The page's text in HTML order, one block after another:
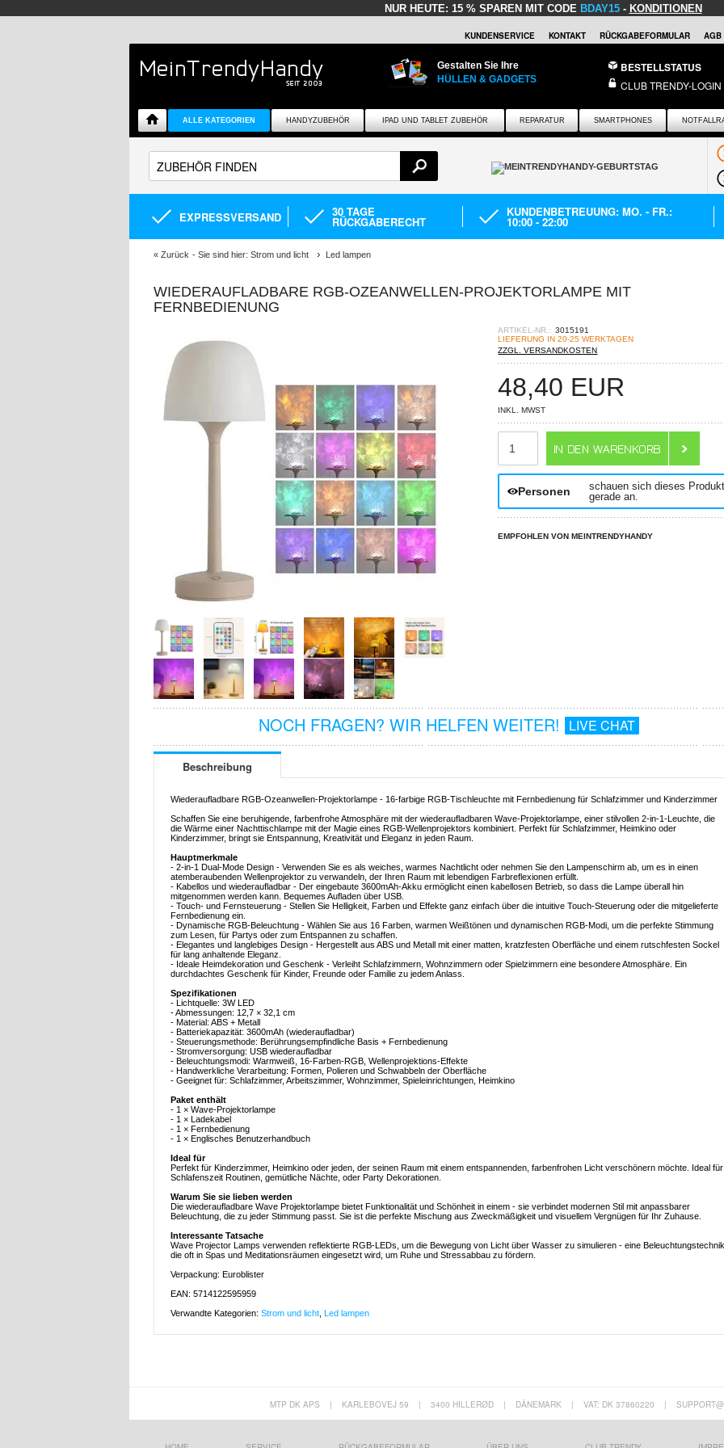
NUR HEUTE: 15 % SPAREN MIT CODE BDAY15- KONDITIONEN
KUNDENSERVICE KONTAKT RÜCKGABEFORMULAR AGB
Gestalten Sie Ihre
HÜLLEN & GADGETS
BESTELLSTATUS
CLUB TRENDY-LOGIN
ALLE KATEGORIEN HANDYZUBEHÖR IPAD UND TABLET ZUBEHÖR REPARATUR SMARTPHONES
EXPRESSVERSAND 30 TAGE
RÜCKGABERECHT
KUNDENBETREUUNG: MO. - FR.:
10:00 - 22:00
« Zurück - Sie sind hier: Strom und licht Led lampen
WIEDERAUFLADBARE RGB-OZEANWELLEN-PROJEKTORLAMPE MIT
FERNBEDIENUNG
ARTIKEL-NR.: 3015191
LIEFERUNG IN 20-25 WERKTAGEN
ZZGL. VERSANDKOSTEN
48,40 EUR
INKL. MWST
Personen
schauen sich dieses Produkt
gerade an.
EMPFOHLEN VON MEINTRENDYHANDY
NOCH FRAGEN? WIR HELFEN WEITER! LIVE CHAT
Beschreibung
Wiederaufladbare RGB-Ozeanwellen-Projektorlampe - 16-farbige RGB-Tischleuchte mit Fernbedienung für Schlafzimmer und Kinderzimmer
Schaffen Sie eine beruhigende, farbenfrohe Atmosphäre mit der wiederaufladbaren Wave-Projektorlampe, einer stilvollen 2-in-1-Leuchte, die
die Wärme einer Nachttischlampe mit der Magie eines RGB-Wellenprojektors kombiniert. Perfekt für Schlafzimmer, Heimkino oder
Kinderzimmer, bringt sie Entspannung, Kreativität und Eleganz in jeden Raum.
Hauptmerkmale
- 2-in-1 Dual-Mode Design - Verwenden Sie es als weiches, warmes Nachtlicht oder nehmen Sie den Lampenschirm ab, um es in einen
atemberaubenden Wellenprojektor zu verwandeln, der Ihren Raum mit lebendigen Farbreflexionen erfüllt.
- Kabellos und wiederaufladbar - Der eingebaute 3600mAh-Akku ermöglicht einen kabellosen Betrieb, so dass die Lampe überall hin
mitgenommen werden kann. Bequemes Aufladen über USB.
- Touch- und Fernsteuerung - Stellen Sie Helligkeit, Farben und Effekte ganz einfach über die intuitive Touch-Steuerung oder die mitgelieferte
Fernbedienung ein.
- Dynamische RGB-Beleuchtung - Wählen Sie aus 16 Farben, warmen Weißtönen und dynamischen RGB-Modi, um die perfekte Stimmung
zum Lesen, für Partys oder zum Entspannen zu schaffen.
- Elegantes und langlebiges Design - Hergestellt aus ABS und Metall mit einer matten, kratzfesten Oberfläche und einem rutschfesten Sockel
für lang anhaltende Eleganz.
- Ideale Heimdekoration und Geschenk - Verleiht Schlafzimmern, Wohnzimmern oder Spielzimmern eine besondere Atmosphäre. Ein
durchdachtes Geschenk für Kinder, Freunde oder Familie zu jedem Anlass.
Spezifikationen
- Lichtquelle: 3W LED
- Abmessungen: 12,7 × 32,1 cm
- Material: ABS + Metall
- Batteriekapazität: 3600mAh (wiederaufladbar)
- Steuerungsmethode: Berührungsempfindliche Basis + Fernbedienung
- Stromversorgung: USB wiederaufladbar
- Beleuchtungsmodi: Warmweiß, 16-Farben-RGB, Wellenprojektions-Effekte
- Handwerkliche Verarbeitung: Formen, Polieren und Schwabbeln der Oberfläche
- Geeignet für: Schlafzimmer, Arbeitszimmer, Wohnzimmer, Spieleinrichtungen, Heimkino
Paket enthält
- 1 × Wave-Projektorlampe
- 1 × Ladekabel
- 1 × Fernbedienung
- 1 × Englisches Benutzerhandbuch
Ideal für
Perfekt für Kinderzimmer, Heimkino oder jeden, der seinen Raum mit einem entspannenden, farbenfrohen Licht verschönern möchte. Ideal für
Schlafenszeit Routinen, gemütliche Nächte, oder Party Dekorationen.
Warum Sie sie lieben werden
Die wiederaufladbare Wave Projektorlampe bietet Funktionalität und Schönheit in einem - sie verbindet modernen Stil mit anpassbarer
Beleuchtung, die zu jeder Stimmung passt. Sie ist die perfekte Mischung aus Zweckmäßigkeit und visuellem Vergnügen für Ihr Zuhause.
Interessante Tatsache
Wave Projector Lamps verwenden reflektierte RGB-LEDs, um die Bewegung von Licht über Wasser zu simulieren - eine Beleuchtungstechnik,
die oft in Spas und Meditationsräumen eingesetzt wird, um Ruhe und Stressabbau zu fördern.
Verpackung: Euroblister
EAN: 5714122595959
Verwandte Kategorien: Strom und licht Led lampen
MTP DK APS | KARLEBOVEJ 59 | 3400 HILLERØD | DÄNEMARK | VAT: DK 37860220 |